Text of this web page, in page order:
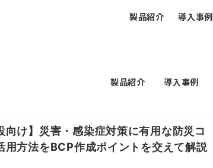
製品紹介 導入事例
製品紹介 導入事例
向け】災害・感染症対策に有用な防災コ
用方法をBCP作成ポイントを交えて解説